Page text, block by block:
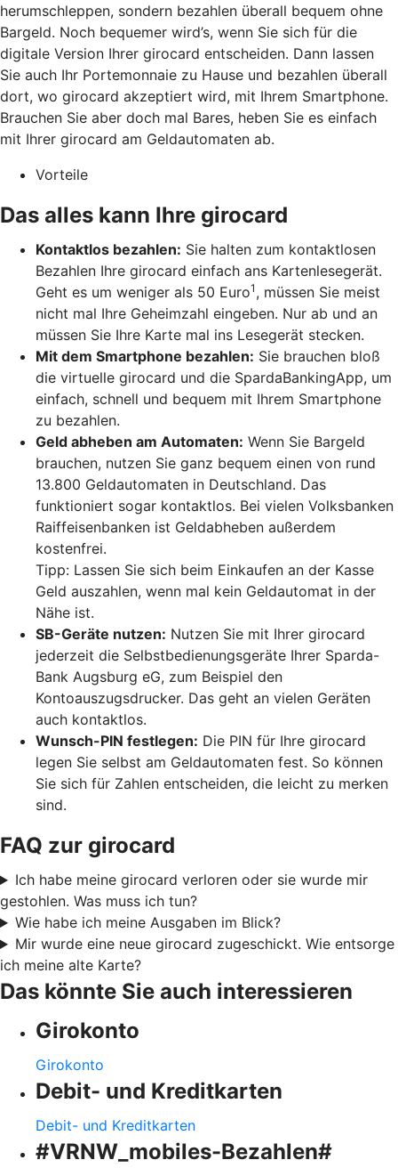
herumschleppen, sondern bezahlen überall bequem ohne
Bargeld. Noch bequemer wird’s, wenn Sie sich für die
digitale Version Ihrer girocard entscheiden. Dann lassen
Sie auch Ihr Portemonnaie zu Hause und bezahlen überall
dort, wo girocard akzeptiert wird, mit Ihrem Smartphone.
Brauchen Sie aber doch mal Bares, heben Sie es einfach
mit Ihrer girocard am Geldautomaten ab.
Vorteile
Das alles kann Ihre girocard
Kontaktlos bezahlen: Sie halten zum kontaktlosen
Bezahlen Ihre girocard einfach ans Kartenlesegerät.
Geht es um weniger als 50 Euro1 , müssen Sie meist
nicht mal Ihre Geheimzahl eingeben. Nur ab und an
müssen Sie Ihre Karte mal ins Lesegerät stecken.
Mit dem Smartphone bezahlen: Sie brauchen bloß
die virtuelle girocard und die SpardaBankingApp, um
einfach, schnell und bequem mit Ihrem Smartphone
zu bezahlen.
Geld abheben am Automaten: Wenn Sie Bargeld
brauchen, nutzen Sie ganz bequem einen von rund
13.800 Geldautomaten in Deutschland. Das
funktioniert sogar kontaktlos. Bei vielen Volksbanken
Raiffeisenbanken ist Geldabheben außerdem
kostenfrei.
Tipp: Lassen Sie sich beim Einkaufen an der Kasse
Geld auszahlen, wenn mal kein Geldautomat in der
Nähe ist.
SB-Geräte nutzen: Nutzen Sie mit Ihrer girocard
jederzeit die Selbstbedienungsgeräte Ihrer Sparda-
Bank Augsburg eG, zum Beispiel den
Kontoauszugsdrucker. Das geht an vielen Geräten
auch kontaktlos.
Wunsch-PIN festlegen: Die PIN für Ihre girocard
legen Sie selbst am Geldautomaten fest. So können
Sie sich für Zahlen entscheiden, die leicht zu merken
sind.
FAQ zur girocard
Ich habe meine girocard verloren oder sie wurde mir
gestohlen. Was muss ich tun?
Wie habe ich meine Ausgaben im Blick?
Mir wurde eine neue girocard zugeschickt. Wie entsorge
ich meine alte Karte?
Das könnte Sie auch interessieren
Girokonto
Girokonto
Debit- und Kreditkarten
Debit- und Kreditkarten
#VRNW_mobiles-Bezahlen#